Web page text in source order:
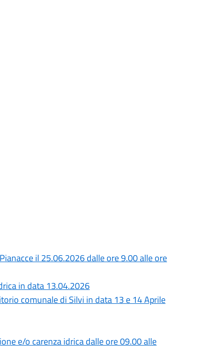
il 25.06.2026 dalle ore 9.00 alle ore
in data 13.04.2026
comunale di Silvi in data 13 e 14 Aprile
e/o carenza idrica dalle ore 09.00 alle